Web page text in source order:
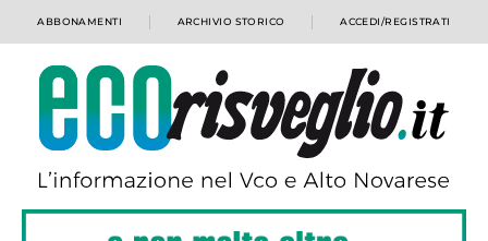
ABBONAMENTI ARCHIVIO STORICO ACCEDI/REGISTRATI